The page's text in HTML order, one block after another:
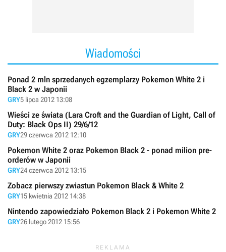
Wiadomości
Ponad 2 mln sprzedanych egzemplarzy Pokemon White 2 i
Black 2 w Japonii
GRY5 lipca 2012 13:08
Wieści ze świata (Lara Croft and the Guardian of Light, Call of
Duty: Black Ops II) 29/6/12
GRY29 czerwca 2012 12:10
Pokemon White 2 oraz Pokemon Black 2 - ponad milion pre-
orderów w Japonii
GRY24 czerwca 2012 13:15
Zobacz pierwszy zwiastun Pokemon Black & White 2
GRY15 kwietnia 2012 14:38
Nintendo zapowiedziało Pokemon Black 2 i Pokemon White 2
GRY26 lutego 2012 15:56